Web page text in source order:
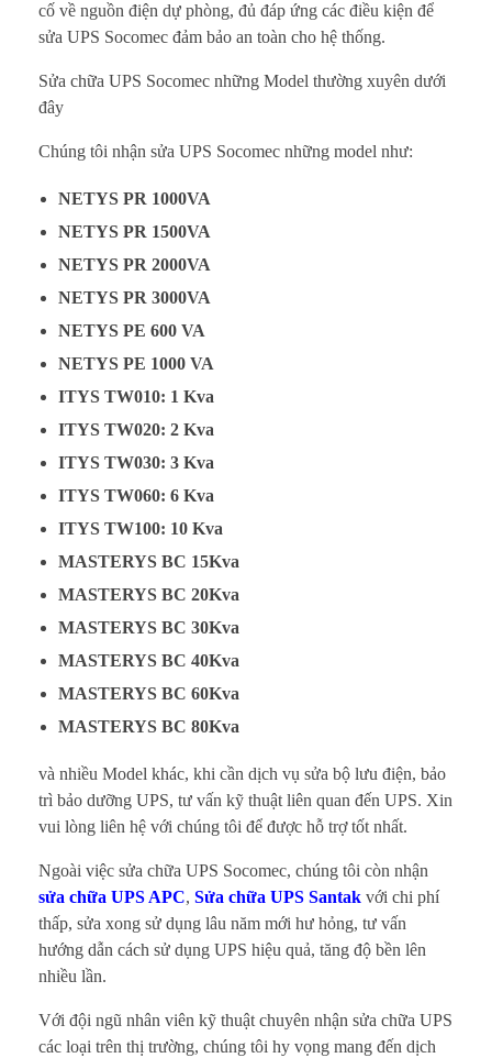
i
i
á
t
t
cố về nguồn điện dự phòng, đủ đáp ứng các điều kiện để
sửa UPS Socomec đảm bảo an toàn cho hệ thống.
Sửa chữa UPS Socomec những Model thường xuyên dưới
đây
Chúng tôi nhận sửa UPS Socomec những model như:
NETYS PR 1000VA
NETYS PR 1500VA
NETYS PR 2000VA
NETYS PR 3000VA
NETYS PE 600 VA
NETYS PE 1000 VA
ITYS TW010: 1 Kva
ITYS TW020: 2 Kva
ITYS TW030: 3 Kva
ITYS TW060: 6 Kva
ITYS TW100: 10 Kva
MASTERYS BC 15Kva
MASTERYS BC 20Kva
MASTERYS BC 30Kva
MASTERYS BC 40Kva
MASTERYS BC 60Kva
MASTERYS BC 80Kva
và nhiều Model khác, khi cần dịch vụ sửa bộ lưu điện, bảo
trì bảo dưỡng UPS, tư vấn kỹ thuật liên quan đến UPS. Xin
vui lòng liên hệ với chúng tôi để được hỗ trợ tốt nhất.
Ngoài việc sửa chữa UPS Socomec, chúng tôi còn nhận
sửa chữa UPS APC, Sửa chữa UPS Santak với chi phí
thấp, sửa xong sử dụng lâu năm mới hư hỏng, tư vấn
hướng dẫn cách sử dụng UPS hiệu quả, tăng độ bền lên
nhiều lần.
Với đội ngũ nhân viên kỹ thuật chuyên nhận sửa chữa UPS
các loại trên thị trường, chúng tôi hy vọng mang đến dịch